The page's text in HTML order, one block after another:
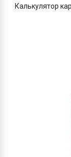
Калькулятор